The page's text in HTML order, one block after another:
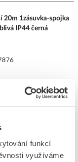
funkcí
využíváme
20m 1zásuvka-spojka
IP44 černá
1 653,59 Kč/ks